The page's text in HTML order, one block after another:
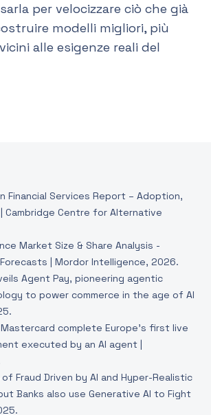
per velocizzare ciò che già
modelli migliori, più
alle esigenze reali del
Financial Services Report – Adoption,
Cambridge Centre for Alternative
Market Size & Share Analysis -
| Mordor Intelligence, 2026.
Agent Pay, pioneering agentic
to power commerce in the age of AI
complete Europe’s first live
executed by an AI agent |
Fraud Driven by AI and Hyper-Realistic
Banks also use Generative AI to Fight